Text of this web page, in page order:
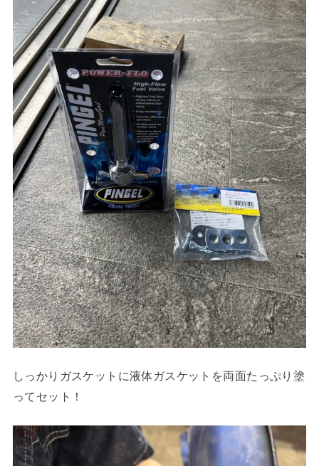
しっかりガスケットに液体ガスケットを両面たっぷり塗
ってセット！